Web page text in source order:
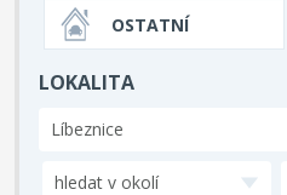
OSTATNÍ
LOKALITA
hledat v okolí